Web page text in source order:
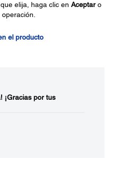
elija, haga clic en Aceptaro
el producto
¡Gracias por tus